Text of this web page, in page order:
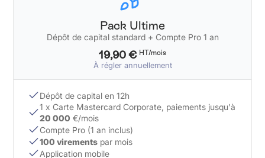
Pack Ultime
Dépôt de capital standard + Compte Pro 1 an
19,90 € HT/mois
À régler annuellement
Dépôt de capital en 12h
1 x Carte Mastercard Corporate, paiements jusqu'à
20 000 €/mois
Compte Pro (1 an inclus)
100 virements par mois
Application mobile